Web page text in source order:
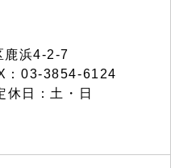
浜4-2-7
：03-3854-6124
日：土・日